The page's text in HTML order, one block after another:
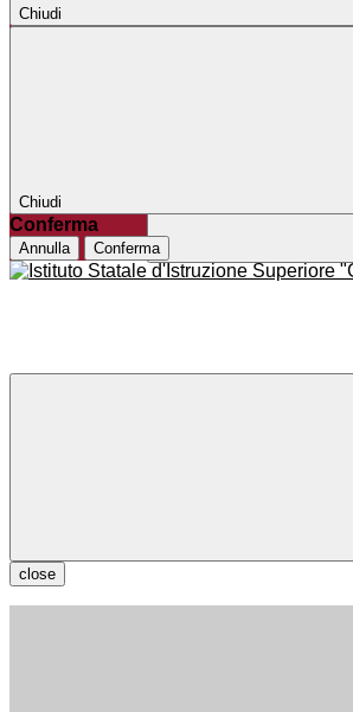
Chiudi
Chiudi
Conferma
Annulla Conferma
close